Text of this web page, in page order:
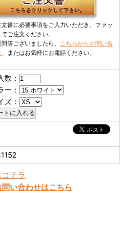
文書に必要事項をご入力いただき、ファッ
ご注文ください。
問等ございましたら、 こちらからお問い合
、またはお気軽にお電話ください。
数：
ー：
ズ：
チラ
い合わせはこちら